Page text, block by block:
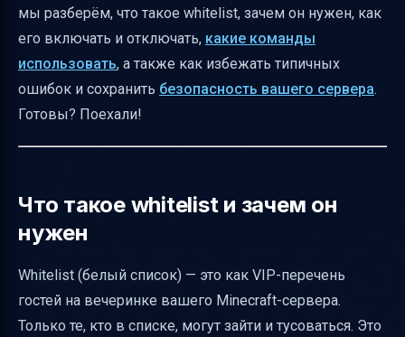
Где находится whitelist.json и как его
редактировать
Особенности оффлайн-режима
(onlinemode=false)
исправлять
Безопасность и управление доступом к
whitelist
Проверка работоспособности whitelist
Альтернативы whitelist и когда их
мы разберём, что такое whitelist, зачем он нужен, как
его включать и отключать, какие команды
использовать, а также как избежать типичных
ошибок и сохранить безопасность вашего сервера.
Готовы? Поехали!
Что такое whitelist и зачем он
нужен
Whitelist (белый список) — это как VIP-перечень
гостей на вечеринке вашего Minecraft-сервера.
Только те, кто в списке, могут зайти и тусоваться. Это